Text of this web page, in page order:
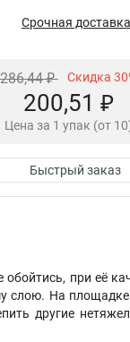
Срочная
286,44 ₽ Скидка
200,51 ₽
Цена за 1 упак (от
Быстрый заказ
при её
слою. На
другие